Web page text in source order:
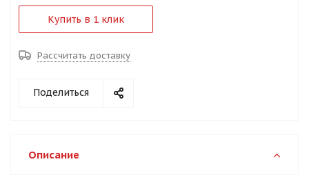
Купить в 1 клик
Рассчитать доставку
Поделиться
Описание